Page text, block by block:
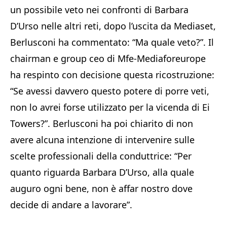
un possibile veto nei confronti di Barbara
D’Urso nelle altri reti, dopo l’uscita da Mediaset,
Berlusconi ha commentato: “Ma quale veto?”. Il
chairman e group ceo di Mfe-Mediaforeurope
ha respinto con decisione questa ricostruzione:
“Se avessi davvero questo potere di porre veti,
non lo avrei forse utilizzato per la vicenda di Ei
Towers?”. Berlusconi ha poi chiarito di non
avere alcuna intenzione di intervenire sulle
scelte professionali della conduttrice: “Per
quanto riguarda Barbara D’Urso, alla quale
auguro ogni bene, non è affar nostro dove
decide di andare a lavorare”.